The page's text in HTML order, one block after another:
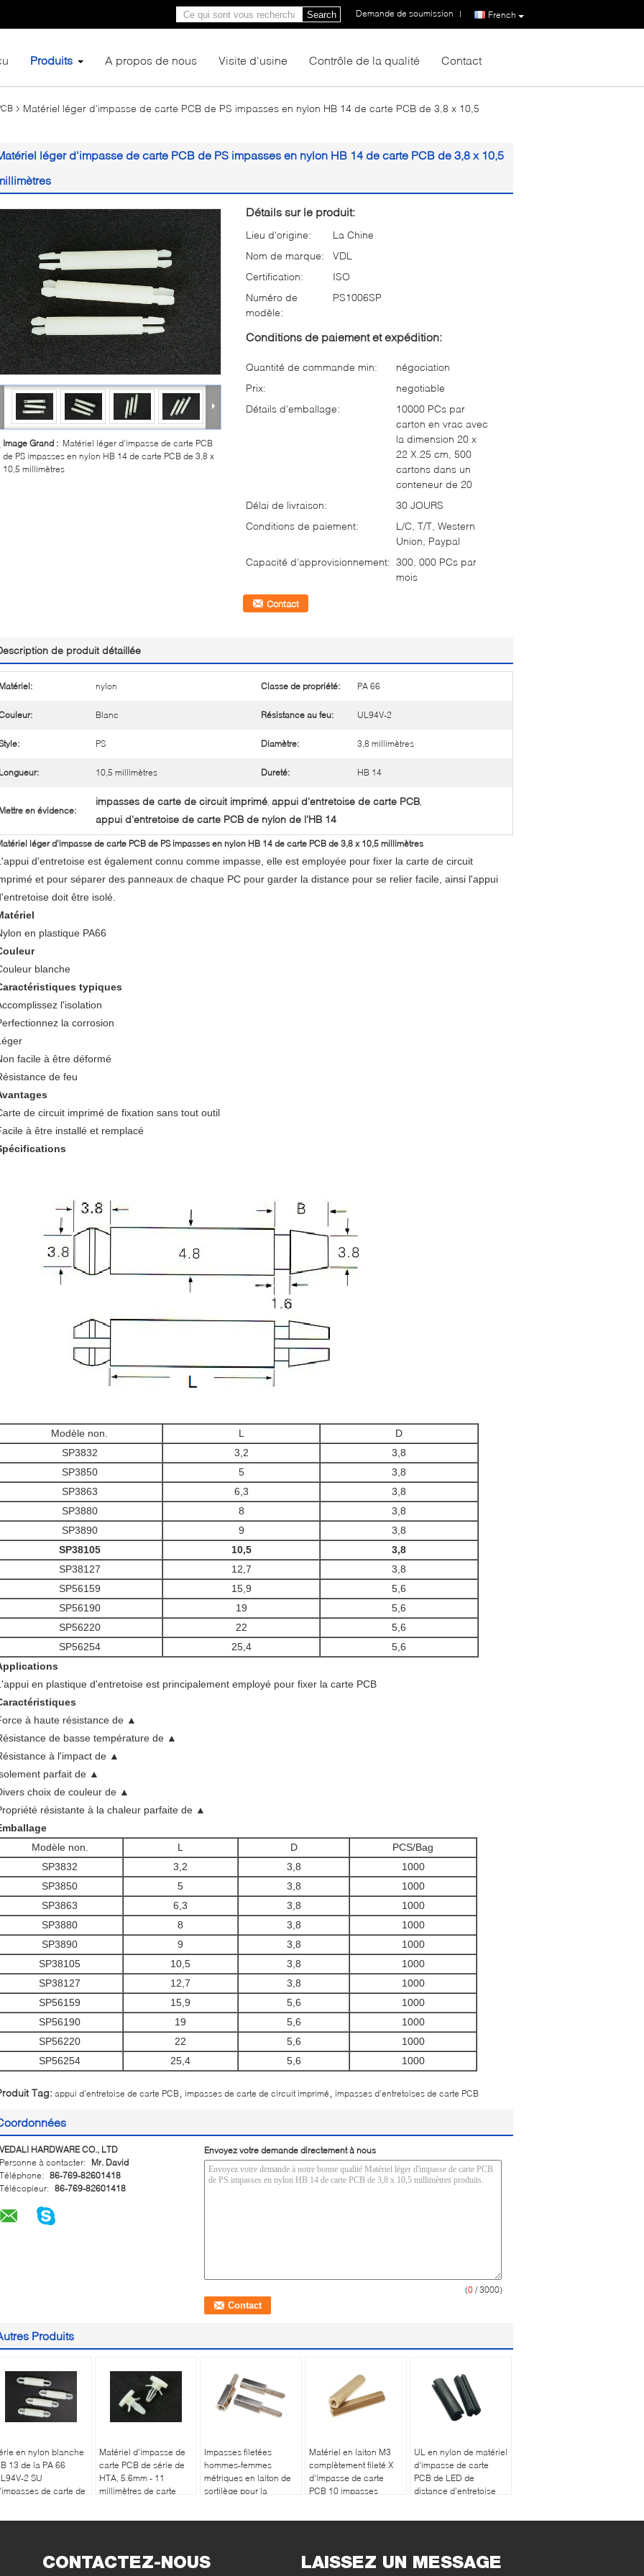
French
Demande de soumission |
Search
Produits A propos de nous Visite d'usine Contrôle de la qualité Contact
Matériel léger d'impasse de carte PCB de PS impasses en nylon HB 14 de carte PCB de 3,8 x 10,5
léger d'impasse de carte PCB de PS impasses en nylon HB 14 de carte PCB de 3,8 x 10,5
Image Grand : Matériel léger d'impasse de carte PCB
de PS impasses en nylon HB 14 de carte PCB de 3,8 x
10,5 millimètres
Détails sur le produit:
Lieu d'origine:
La Chine
Nom de marque:
VDL
Certification:
ISO
Numéro de
modèle:
PS1006SP
Conditions de paiement et expédition:
Quantité de commande min:
négociation
Prix:
negotiable
Détails d'emballage:
10000 PCs par
carton en vrac avec
la dimension 20 x
22 X.25 cm, 500
cartons dans un
conteneur de 20
Délai de livraison:
30 JOURS
Conditions de paiement:
L/C, T/T, Western
Union, Paypal
Capacité d'approvisionnement: 300, 000 PCs par
mois
Contact
de produit détaillée
nylon Classe de propriété: PA 66
Blanc Résistance au feu: UL94V-2
PS Diamètre: 3,8 millimètres
10,5 millimètres Dureté: HB 14
en évidence:
impasses de carte de circuit imprimé, appui d'entretoise de carte PCB,
appui d'entretoise de carte PCB de nylon de l'HB 14
léger d'impasse de carte PCB de PS impasses en nylon HB 14 de carte PCB de 3,8 x 10,5 millimètres
d'entretoise est également connu comme impasse, elle est employée pour fixer la carte de circuit
et pour séparer des panneaux de chaque PC pour garder la distance pour se relier facile, ainsi l'appui
doit être isolé.
en plastique PA66
blanche
typiques
l'isolation
la corrosion
facile à être déformé
de feu
de circuit imprimé de fixation sans tout outil
à être installé et remplacé
Modèle non. L
D
SP3832
3,2
3,8
SP3850
5
3,8
SP3863
6,3
3,8
SP3880
8
3,8
SP3890
9
3,8
SP38105
10,5
3,8
SP38127
12,7
3,8
SP56159
15,9
5,6
SP56190
19
5,6
SP56220
22
5,6
SP56254
25,4
5,6
en plastique d'entretoise est principalement employé pour fixer la carte PCB
à haute résistance de ▲
de basse température de ▲
à l'impact de ▲
parfait de ▲
choix de couleur de ▲
résistante à la chaleur parfaite de ▲
Modèle non.
L D
PCS/Bag
SP3832
3,2 3,8
1000
SP3850
5 3,8
1000
SP3863
6,3 3,8
1000
SP3880
8 3,8
1000
SP3890
9 3,8
1000
SP38105
10,5 3,8
1000
SP38127
12,7 3,8
1000
SP56159
15,9 5,6
1000
SP56190
19 5,6
1000
SP56220
22 5,6
1000
SP56254
25,4 5,6 1000
Tag: appui d'entretoise de carte PCB impasses de carte de circuit imprimé impasses d'entretoises de carte PCB
VEDALI HARDWARE CO., LTD
Personne à contacter:
Mr. David
Téléphone: 86-769-82601418
Télécopieur: 86-769-82601418
Envoyez votre demande directement à nous
(0 / 3000)
Produits
en nylon blanche
13 de la PA 66
2 SU
de carte de
Matériel d'impasse de
carte PCB de série de
HTA, 5.6mm - 11
millimètres de carte
Impasses filetées
hommes-femmes
métriques en laiton de
sortilège pour la
Matériel en laiton M3
complètement fileté X
d'impasse de carte
PCB 10 impasses
UL en nylon de matériel
d'impasse de carte
PCB de LED de
distance d'entretoise
CONTACTEZ-NOUS LAISSEZ UN MESSAGE